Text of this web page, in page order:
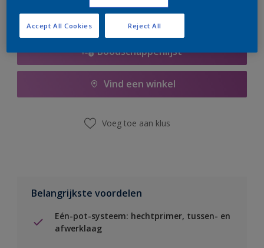
Boodschappenlijst
Vind een winkel
Voeg toe aan klus
Belangrijkste voordelen
Eén-pot-systeem: hechtprimer, tussen- en
afwerklaag
Reject All
Accept All Cookies